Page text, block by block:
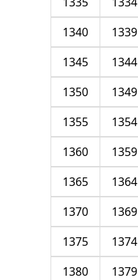
1339
1340
1344
1345
1349
1350
1354
1355
1359
1360
1364
1365
1369
1370
1374
1375
1379
1380